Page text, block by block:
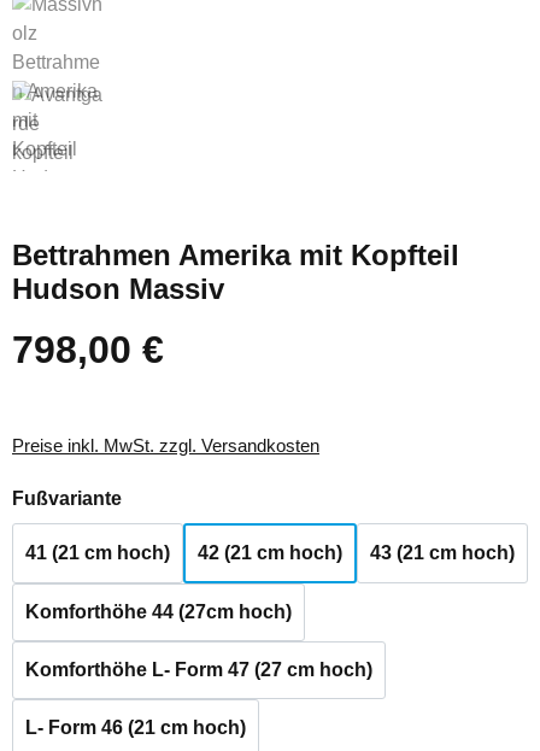
Bettrahmen Amerika mit Kopfteil
Hudson Massiv
Regulärer Preis:
798,00 €
Preise inkl. MwSt. zzgl. Versandkosten
Fußvarianteauswählen
41 (21 cm hoch) 42 (21 cm hoch) 43 (21 cm hoch)
Komforthöhe 44 (27cm hoch)
Komforthöhe L- Form 47 (27 cm hoch)
L- Form 46 (21 cm hoch)